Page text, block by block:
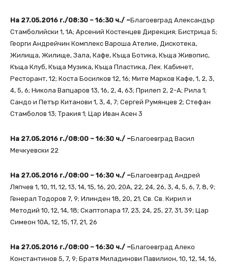
На 27.05.2016 г./08:30 – 16:30 ч./ –Благоевград Александър
Стамболийски 1, 1А; Арсений Костенцев Дирекция; Бистрица 5;
Георги Андрейчин Комплекс Вароша Ателие, Дискотека,
Жилища, Жилище, Зала, Кафе, Къща Ботика, Къща Живопис,
Къща Клуб, Къща Музика, Къща Пластика, Лек. Кабинет,
Ресторант, 12; Коста Босилков 12, 16; Мите Марков Кафе, 1, 2, 3,
4, 5, 6; Никола Вапцаров 13, 16, 2, 4, 63; Прилеп 2, 2-А; Рила 1;
Сандо и Петър Китанови 1, 3, 4, 7; Сергей Румянцев 2; Стефан
Стамболов 13; Тракия 1; Цар Иван Асен 3
На 27.05.2016 г./08:00 – 16:30 ч./ –Благоевград Васил
Мечкуевски 22
На 27.05.2016 г./08:00 – 16:30 ч./ –Благоевград Андрей
Ляпчев 1, 10, 11, 12, 13, 14, 15, 16, 20, 20А, 22, 24, 26, 3, 4, 5, 6, 7, 8, 9;
Генерал Тодоров 7, 9; Илинден 18, 20, 21; Св. Св. Кирил и
Методий 10, 12, 14, 18; Скаптопара 17, 23, 24, 25, 27, 31, 39; Цар
Симеон 10А, 12, 15, 17, 21, 26
На 27.05.2016 г./08:00 – 16:30 ч./ –Благоевград Алеко
Константинов 5, 7, 9; Братя Миладинови Павилион, 10, 12, 14, 16,